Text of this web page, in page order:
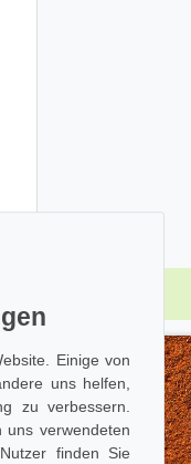
Einige von
uns helfen,
zu verbessern.
verwendeten
finden Sie